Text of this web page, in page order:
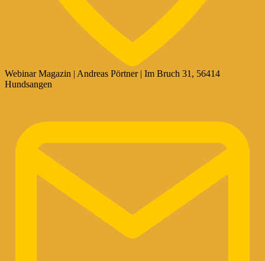
Webinar Magazin | Andreas Pörtner | Im Bruch 31, 56414
Hundsangen